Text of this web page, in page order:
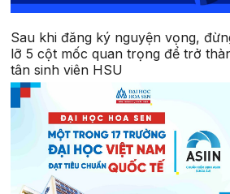
Sau khi đăng ký nguyện vọng,
lỡ 5 cột mốc quan trọng để trở
tân sinh viên HSU